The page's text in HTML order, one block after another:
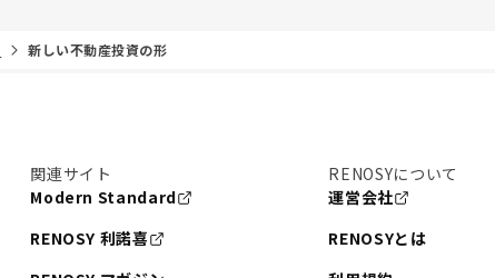
新しい不動産投資の形
関連サイト
Modern Standard
RENOSY 利諾喜
RENOSYについて
運営会社
RENOSYとは